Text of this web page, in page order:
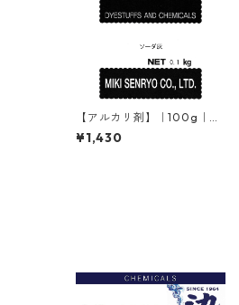
【アルカリ剤】｜100g｜ソ
ーダ灰（炭酸ナトリウム）
¥1,430